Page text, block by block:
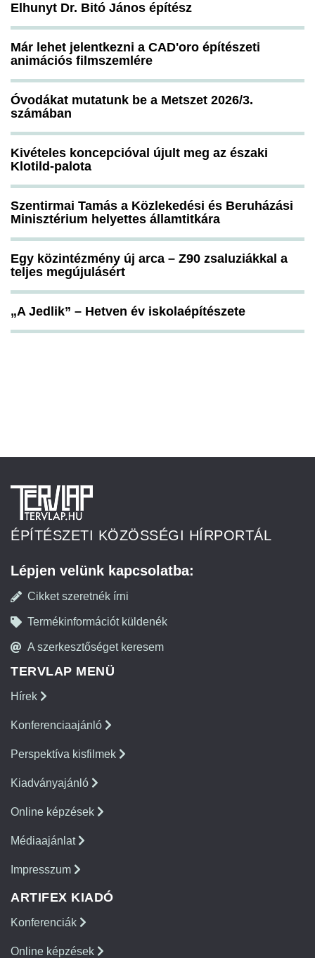
Elhunyt Dr. Bitó János építész
Már lehet jelentkezni a CAD'oro építészeti
animációs filmszemlére
Óvodákat mutatunk be a Metszet 2026/3.
számában
Kivételes koncepcióval újult meg az északi
Klotild-palota
Szentirmai Tamás a Közlekedési és Beruházási
Minisztérium helyettes államtitkára
Egy közintézmény új arca – Z90 zsaluziákkal a
teljes megújulásért
„A Jedlik” – Hetven év iskolaépítészete
ÉPÍTÉSZETI KÖZÖSSÉGI HÍRPORTÁL
Lépjen velünk kapcsolatba:
Cikket szeretnék írni
Termékinformációt küldenék
A szerkesztőséget keresem
TERVLAP MENÜ
Hírek
Konferenciaajánló
Perspektíva kisfilmek
Kiadványajánló
Online képzések
Médiaajánlat
Impresszum
ARTIFEX KIADÓ
Konferenciák
Online képzések